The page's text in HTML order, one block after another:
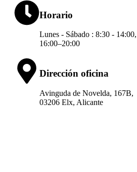
Horario
Lunes - Sábado : 8:30 - 14:00,
16:00–20:00
Dirección oficina
Avinguda de Novelda, 167B,
03206 Elx, Alicante​